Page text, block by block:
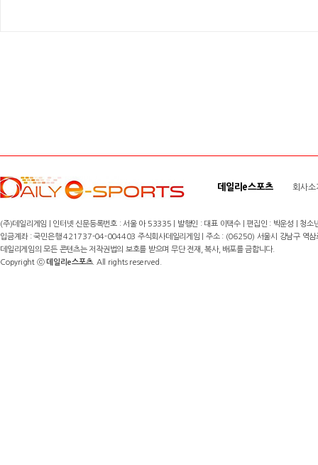
데일리e스포츠 회사소
(주)데일리게임 | 인터넷 신문등록번호 : 서울 아 53335 | 발행인 : 대표 이택수 | 편집인 : 박운성 |
입금계좌 : 국민은행 421737-04-004403 주식회사데일리게임 | 주소 : (06250) 서울시 강남구
데일리게임의 모든 콘텐츠는 저작권법의 보호를 받으며 무단 전재, 복사, 배포를 금합니다.
Copyright ⓒ데일리e스포츠. All rights reserved.